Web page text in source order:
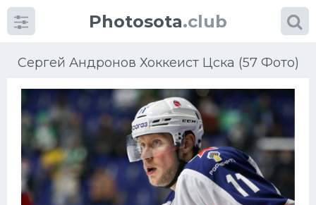
Photosota.club
Сергей Андронов Хоккеист Цска (57 Фото)
Категории Фото